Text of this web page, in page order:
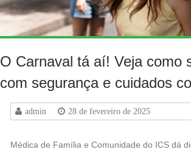
O Carnaval tá aí! Veja como
com segurança e cuidados
admin 28 de fevereiro de 2025
Médica de Família e Comunidade do ICS dá